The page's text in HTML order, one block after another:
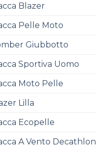
Blazer
Pelle Moto
Giubbotto
Sportiva Uomo
Moto Pelle
Lilla
Ecopelle
A Vento Decathlon